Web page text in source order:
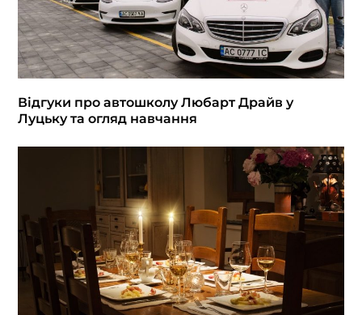
Відгуки про автошколу Любарт Драйв у
Луцьку та огляд навчання